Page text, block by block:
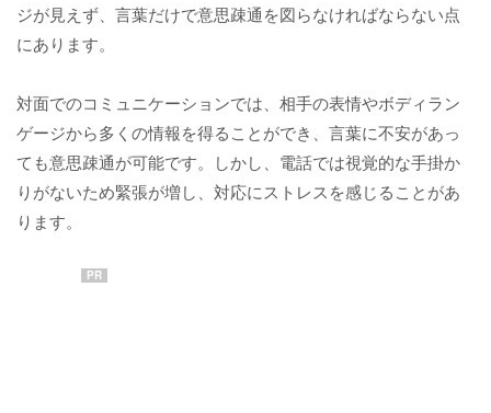
ジが見えず、言葉だけで意思疎通を図らなければならない点
にあります。
対面でのコミュニケーションでは、相手の表情やボディラン
ゲージから多くの情報を得ることができ、言葉に不安があっ
ても意思疎通が可能です。しかし、電話では視覚的な手掛か
りがないため緊張が増し、対応にストレスを感じることがあ
ります。
PR